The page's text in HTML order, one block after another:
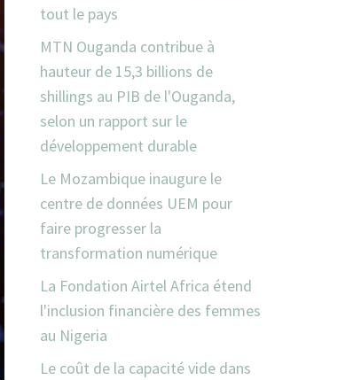
tout le pays
MTN Ouganda contribue à
hauteur de 15,3 billions de
shillings au PIB de l'Ouganda,
selon un rapport sur le
développement durable
Le Mozambique inaugure le
centre de données UEM pour
faire progresser la
transformation numérique
La Fondation Airtel Africa étend
l'inclusion financière des femmes
au Nigeria
Le coût de la capacité vide dans